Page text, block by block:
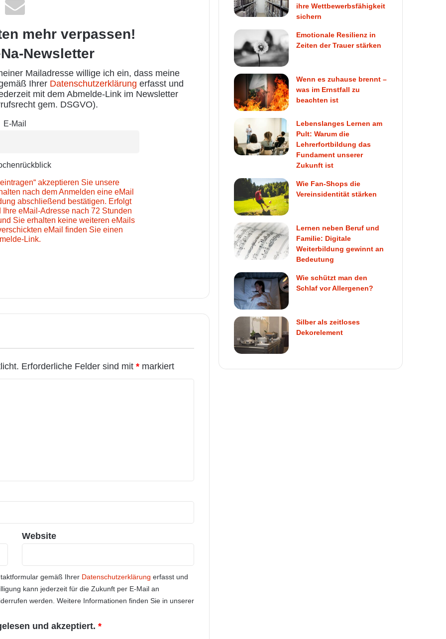
mehr verpassen!
Newsletter
Mailadresse willige ich ein, dass meine
Ihrer Datenschutzerklärung erfasst und
mit dem Abmelde-Link im Newsletter
gem. DSGVO).
E-Mail
akzeptieren Sie unsere
nach dem Anmelden eine eMail
abschließend bestätigen. Erfolgt
eMail-Adresse nach 72 Stunden
Sie erhalten keine weiteren eMails
eMail finden Sie einen
Link.
Erforderliche Felder sind mit * markiert
Website
gemäß Ihrer Datenschutzerklärung erfasst und
kann jederzeit für die Zukunft per E-Mail an
werden. Weitere Informationen finden Sie in unserer
und akzeptiert. *
ihre Wettbewerbsfähigkeit
sichern
Emotionale Resilienz in
Zeiten der Trauer stärken
Wenn es zuhause brennt –
was im Ernstfall zu
beachten ist
Lebenslanges Lernen am
Pult: Warum die
Lehrerfortbildung das
Fundament unserer
Zukunft ist
Wie Fan-Shops die
Vereinsidentität stärken
Lernen neben Beruf und
Familie: Digitale
Weiterbildung gewinnt an
Bedeutung
Wie schützt man den
Schlaf vor Allergenen?
Silber als zeitloses
Dekorelement